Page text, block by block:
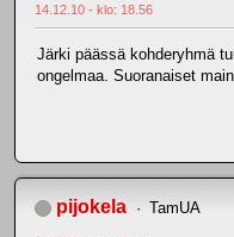
14.12.10 - klo: 18.56
Järki päässä kohderyhmä
ongelmaa. Suoranaiset
pijokela TamUA